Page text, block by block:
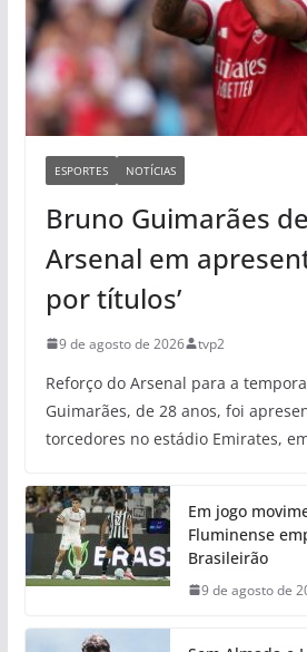
ESPORTES NOTÍCIAS
Bruno Guimarães
Arsenal em
por títulos’
9 de agosto de 2026 tvp2
Reforço do Arsenal para a
Guimarães, de 28 anos, foi
torcedores no estádio Emirates,
Em jogo
Fluminense
Brasileirão
9 de agosto de